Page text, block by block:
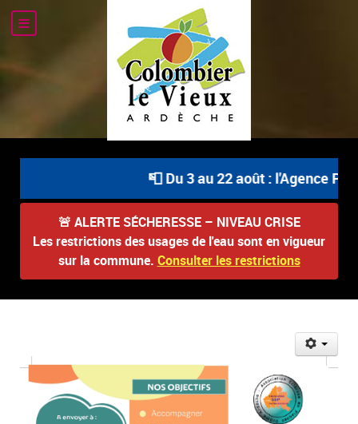
📮 Du 3 au 22 août : l'Agence
🚨 ALERTE SÉCHERESSE – NIVEAU CRISE
Les restrictions des usages de l'eau sont en vigueur
sur la commune. Consulter les restrictions